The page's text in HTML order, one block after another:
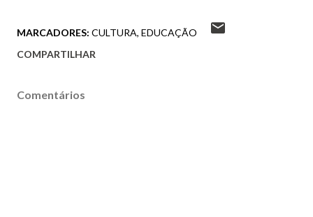
MARCADORES: CULTURA EDUCAÇÃO
COMPARTILHAR
Comentários